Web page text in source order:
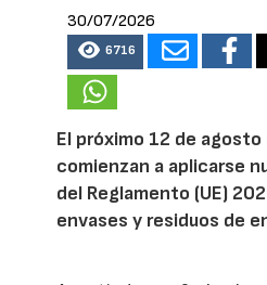
30/07/2026
6716
El próximo 12 de
comienzan a aplicarse
del Reglamento (UE)
envases y residuos de